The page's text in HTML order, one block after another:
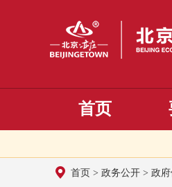
首页
首页 > 政务公开 > 政